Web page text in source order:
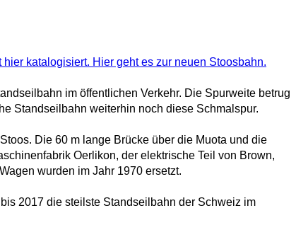
katalogisiert. Hier geht es zur neuen Stoosbahn.
im öffentlichen Verkehr. Die Spurweite betrug
Standseilbahn weiterhin noch diese Schmalspur.
Die 60 m lange Brücke über die Muota und die
Oerlikon, der elektrische Teil von Brown,
wurden im Jahr 1970 ersetzt.
2017 die steilste Standseilbahn der Schweiz im